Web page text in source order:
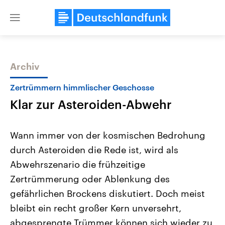
Close
Themen
Landtagswahl Sachsen-Anhalt
2026
Alle Informationen
Sachsen-Anhalt wählt am 6.
September 2026 einen neuen
Landtag. Seit 2021 wird das
Bundesland von einer Koalition aus
Aktuelle Beiträge,
Hintergründe
Wirtschaftlich und
gehören die Vereinigten
den mächtigsten Ländern
mit großem Einfluss auf
Archiv
Zertrümmern himmlischer Geschosse
Klar zur Asteroiden-Abwehr
Wann immer von der kosmischen Bedrohung
durch Asteroiden die Rede ist, wird als
Abwehrszenario die frühzeitige
Zertrümmerung oder Ablenkung des
gefährlichen Brockens diskutiert. Doch meist
bleibt ein recht großer Kern unversehrt,
abgesprengte Trümmer können sich wieder zu